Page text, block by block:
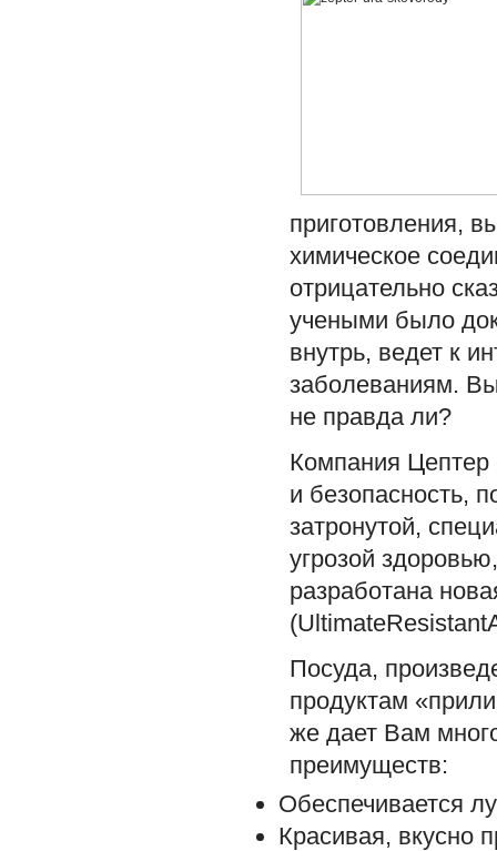
приготовления,
химическое
отрицательно
учеными было
внутрь, ведет к
заболеваниям.
не правда ли?
Компания Цептер
и безопасность,
затронутой,
угрозой
разработана
Посуда,
продуктам
же дает Вам
преимуществ:
Обеспечивается
Красивая, вкусно